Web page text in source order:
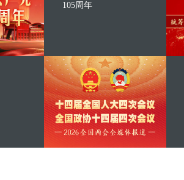
105周年